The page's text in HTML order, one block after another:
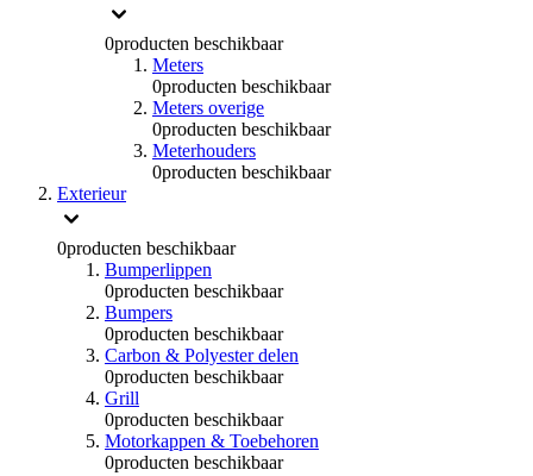
0producten beschikbaar
Meters
0producten beschikbaar
Meters overige
0producten beschikbaar
Meterhouders
0producten beschikbaar
Exterieur
0producten beschikbaar
Bumperlippen
0producten beschikbaar
Bumpers
0producten beschikbaar
Carbon & Polyester delen
0producten beschikbaar
Grill
0producten beschikbaar
Motorkappen & Toebehoren
0producten beschikbaar